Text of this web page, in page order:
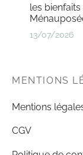
les
13/07/2026
MENTIONS
Mentions
CGV